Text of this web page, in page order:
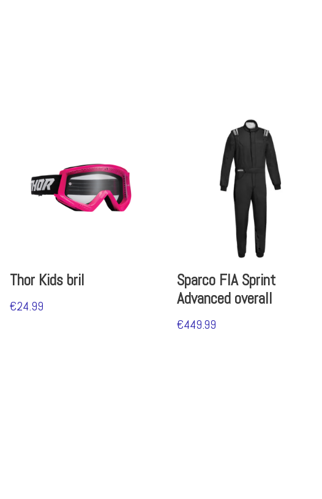
Thor Kids bril
€24.99
Sparco FIA Sprint
Advanced overall
€449.99